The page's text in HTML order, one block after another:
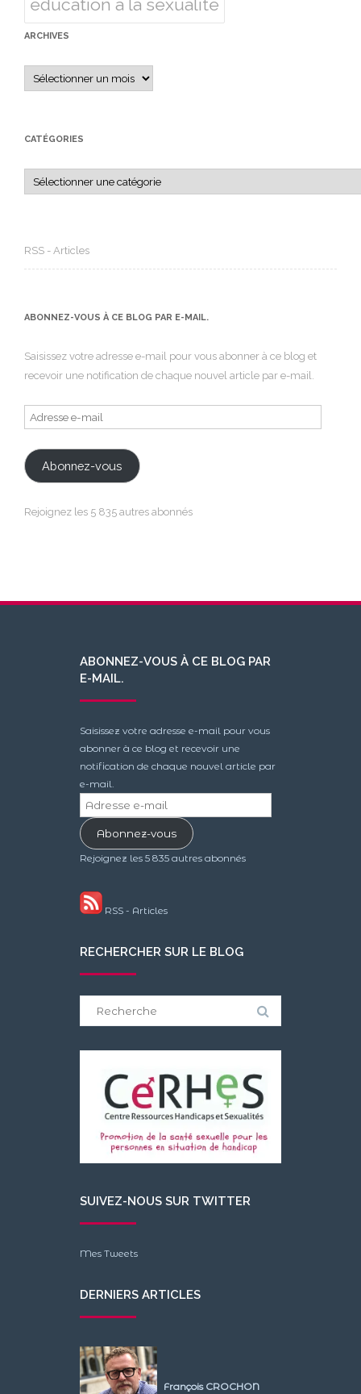
éducation à la sexualité
ARCHIVES
Archives
CATÉGORIES
Catégories
RSS - Articles
ABONNEZ-VOUS À CE BLOG PAR E-MAIL.
Saisissez votre adresse e-mail pour vous abonner à ce blog et
recevoir une notification de chaque nouvel article par e-mail.
Adresse
e-
mail
Abonnez-vous
Rejoignez les 5 835 autres abonnés
ABONNEZ-VOUS À CE BLOG PAR
E-MAIL.
Saisissez votre adresse e-mail pour vous
abonner à ce blog et recevoir une
notification de chaque nouvel article par
e-mail.
Adresse
e-
mailAbonnez-vous
Rejoignez les 5 835 autres abonnés
RSS - Articles
RECHERCHER SUR LE BLOG
SUIVEZ-NOUS SUR TWITTER
Mes Tweets
DERNIERS ARTICLES
François CROCHON